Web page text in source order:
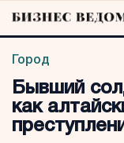
Город
Бывший
как